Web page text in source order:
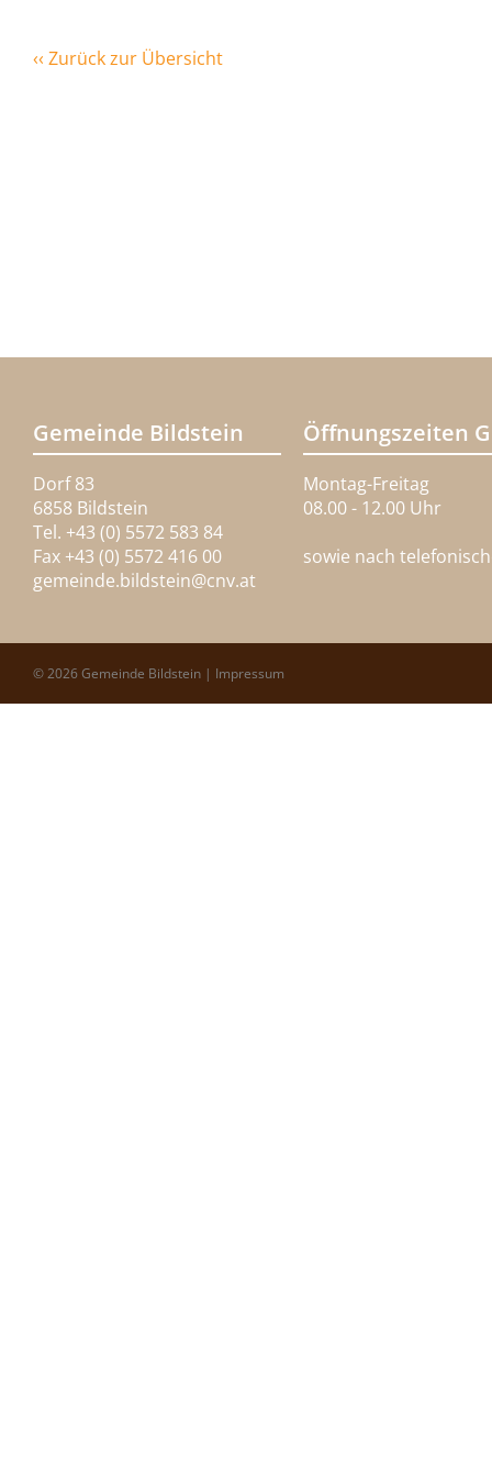
‹‹ Zurück zur Übersicht
Gemeinde Bildstein
Dorf 83
6858 Bildstein
Tel. +43 (0) 5572 583 84
Fax +43 (0) 5572 416 00
gemeinde.bildstein@cnv.at
Öffnungszeiten
Montag-Freitag
08.00 - 12.00 Uhr
sowie nach
© 2026 Gemeinde Bildstein | Impressum